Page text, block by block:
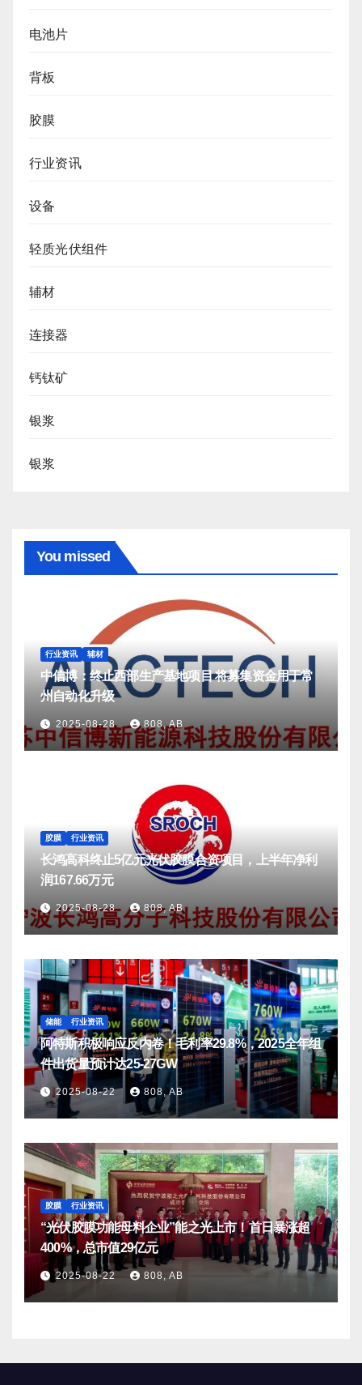
电池片
背板
胶膜
行业资讯
设备
轻质光伏组件
辅材
连接器
钙钛矿
银浆
银浆
You missed
行业资讯 辅材
中信博：终止西部生产基地项目 将募集资金用于常
州自动化升级
2025-08-28 808, AB
胶膜 行业资讯
长鸿高科终止5亿元光伏胶膜合资项目，上半年净利
润167.66万元
2025-08-28 808, AB
储能 行业资讯
阿特斯积极响应反内卷！毛利率29.8%，2025全年组
件出货量预计达25-27GW
2025-08-22 808, AB
胶膜 行业资讯
“光伏胶膜功能母料企业”能之光上市！首日暴涨超
400%，总市值29亿元
2025-08-22 808, AB